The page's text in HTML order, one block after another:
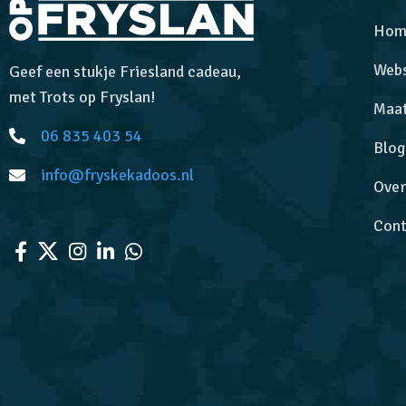
Geef een stukje Friesland cadeau,
met Trots op Fryslan!
06 835 403 54
info@fryskekadoos.nl
Blog